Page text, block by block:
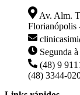
Av. Alm.
Florianópolis
Segunda
(48) 9
(48) 3344-